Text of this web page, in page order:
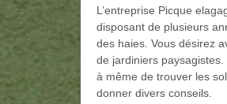
L’entreprise Picque
disposant de plusieurs
des haies. Vous désirez
de jardiniers
à même de trouver les
donner divers conseils.